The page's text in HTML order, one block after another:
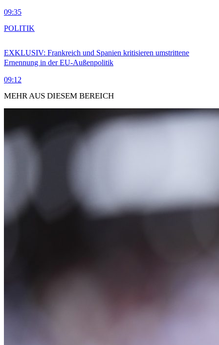
09:35
EXKLUSIV: Frankreich und Spanien kritisieren umstrittene
Ernennung in der EU-Außenpolitik
09:12
POLITIK
MEHR AUS DIESEM BEREICH